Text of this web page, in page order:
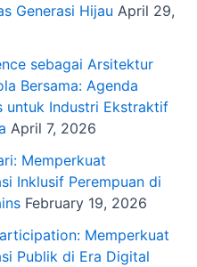
Generasi Hijau April 29,
sebagai Arsitektur
Bersama: Agenda
untuk Industri Ekstraktif
April 7, 2026
Memperkuat
Inklusif Perempuan di
February 19, 2026
Memperkuat
Publik di Era Digital